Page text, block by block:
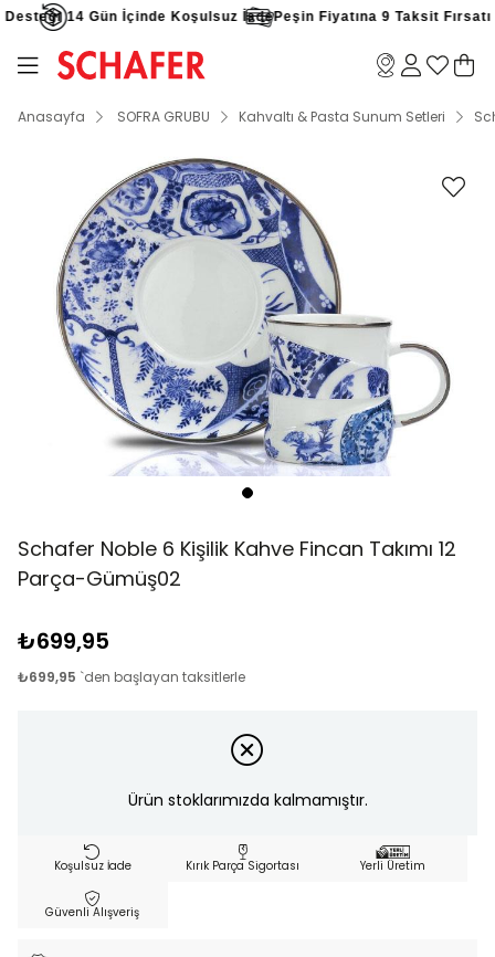
14 Gün İçinde Koşulsuz İadePeşin Fiyatına 9 Taksit Fırsatı
Anasayfa SOFRA GRUBU Kahvaltı & Pasta Sunum Setleri
Schafer Noble 6 Kişilik Kahve Fincan Takımı 12
Parça-Gümüş02
₺699,95
₺699,95 `den başlayan taksitlerle
Ürün stoklarımızda kalmamıştır.
Koşulsuz İade Kırık Parça Sigortası Yerli Üretim
Güvenli Alışveriş